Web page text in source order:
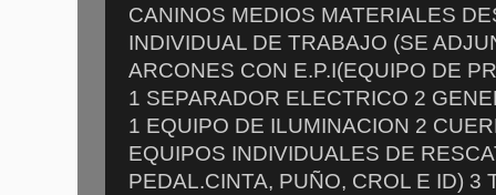
CANINOS MEDIOS MATERIALES
INDIVIDUAL DE TRABAJO (SE
ARCONES CON E.P.I(EQUIPO DE
1 SEPARADOR ELECTRICO 2
1 EQUIPO DE ILUMINACION 2
EQUIPOS INDIVIDUALES DE
PEDAL.CINTA, PUÑO, CROL E ID) 3